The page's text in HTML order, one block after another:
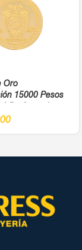
Oro
15000 Pesos